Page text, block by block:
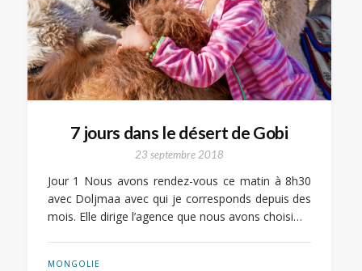
7 jours dans le désert de Gobi
23 septembre 2018
Jour 1 Nous avons rendez-vous ce matin à 8h30
avec Doljmaa avec qui je corresponds depuis des
mois. Elle dirige l’agence que nous avons choisi…
MONGOLIE